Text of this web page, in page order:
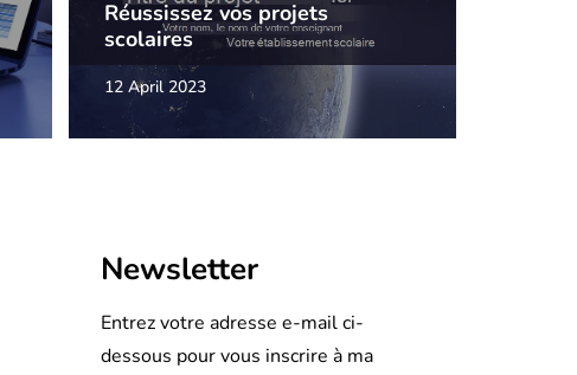
Réussissez vos projets
scolaires
12 April 2023
Newsletter
Entrez votre adresse e-mail ci-
dessous pour vous inscrire à ma